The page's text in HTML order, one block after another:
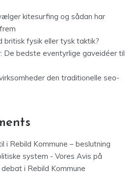
kitesurfing og sådan har
britisk fysik eller tysk taktik?
De bedste eventyrlige gaveidéer til
den traditionelle seo-
i Rebild Kommune – beslutning
system - Vores Avis på
i Rebild Kommune